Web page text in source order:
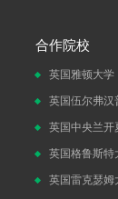
合作院校
英国雅顿大学
英国伍尔弗汉
英国中央兰开
英国格鲁斯特
英国雷克瑟姆